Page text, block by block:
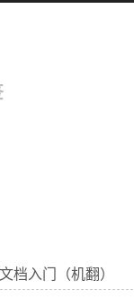
档入门（机翻）